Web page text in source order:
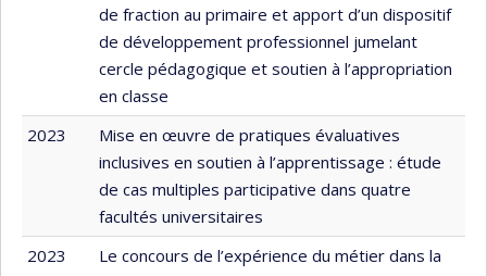
de fraction au primaire et apport d’un dispositif
de développement professionnel jumelant
cercle pédagogique et soutien à l’appropriation
en classe
2023
Mise en œuvre de pratiques évaluatives
inclusives en soutien à l’apprentissage : étude
de cas multiples participative dans quatre
facultés universitaires
2023
Le concours de l’expérience du métier dans la